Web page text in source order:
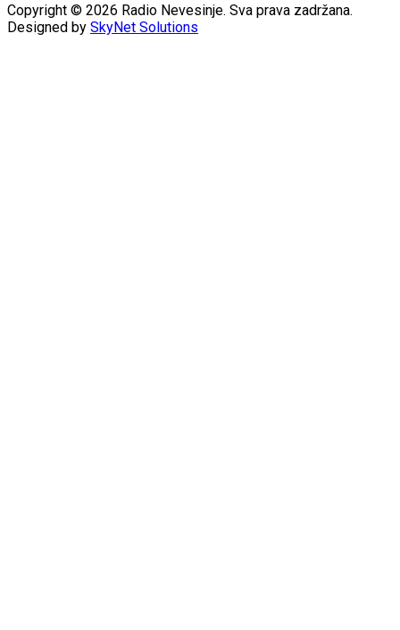
Copyright © 2026 Radio Nevesinje. Sva prava zadržana.
Designed by SkyNet Solutions